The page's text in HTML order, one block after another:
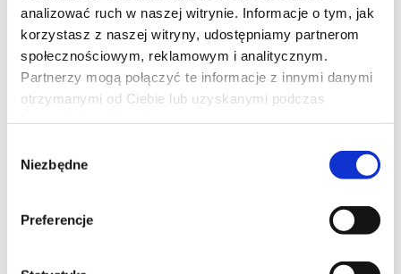
analizować ruch w naszej witrynie. Informacje o tym, jak
korzystasz z naszej witryny, udostępniamy partnerom
społecznościowym, reklamowym i analitycznym.
Partnerzy mogą połączyć te informacje z innymi danymi
otrzymanymi od Ciebie lub uzyskanymi podczas
zgody
Niezbędne
Preferencje
PUCIO
nowe przygody – wspólne gotowanie konfitury, malowanie
rodzinnego portretu, a nawet… spływ kajakowy i biwak we
własnym salonie! Gdy przychodzi pora kąpieli, Puciowi i Bobo
innymi, nawiązywać nowe przyjaźnie i radzić sobie z nudą w